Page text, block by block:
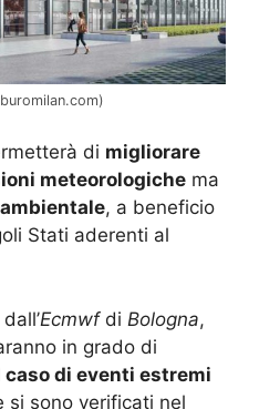
di migliorare
meteorologiche ma
, a beneficio
Stati aderenti al
Ecmwfdi Bologna,
in grado di
di eventi estremi
si sono verificati nel